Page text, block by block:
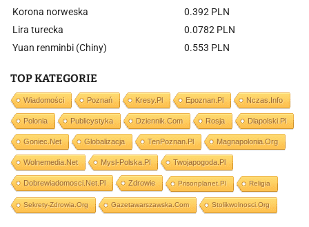
Korona norweska
0.392 PLN
Lira turecka
0.0782 PLN
Yuan renminbi (Chiny)
0.553 PLN
TOP KATEGORIE
Wiadomości Poznań Kresy.pl Epoznan.pl Nczas.info
Polonia Publicystyka Dziennik.com Rosja Dlapolski.pl
Goniec.net Globalizacja TenPoznan.pl Magnapolonia.org
Wolnemedia.net Mysl-Polska.pl Twojapogoda.pl
Dobrewiadomosci.net.pl Zdrowie Prisonplanet.pl Religia
Sekrety-Zdrowia.org Gazetawarszawska.com Stolikwolnosci.org